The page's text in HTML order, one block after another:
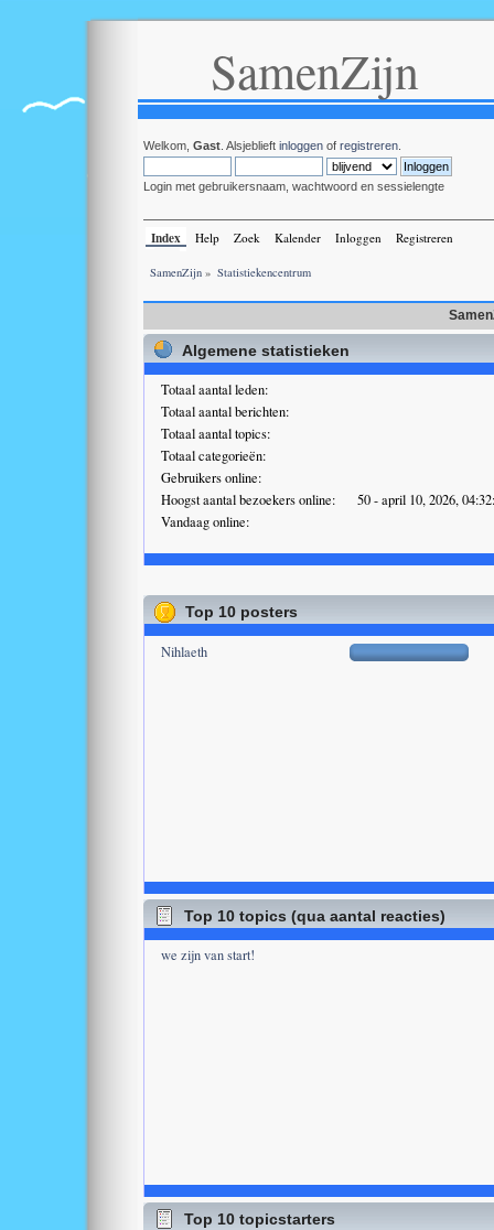
SamenZijn
Welkom, Gast . Alsjeblieft inloggen of registreren
Login met gebruikersnaam, wachtwoord en sessielengte
Index Help Zoek Kalender Inloggen Registreren
SamenZijn » Statistiekencentrum
Algemene statistieken
Totaal aantal leden:
Totaal aantal berichten:
Totaal aantal topics:
Totaal categorieën:
Gebruikers online:
Hoogst aantal bezoekers online:
50 - april 10, 2026,
Vandaag online:
Top 10 posters
Nihlaeth
Top 10 topics (qua aantal reacties)
we zijn van start!
Top 10 topicstarters